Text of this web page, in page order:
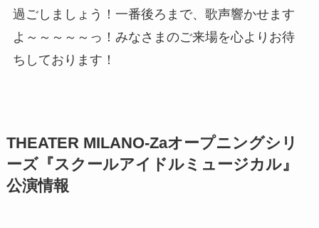
過ごしましょう！一番後ろまで、歌声響かせます
よ～～～～～っ！みなさまのご来場を心よりお待
ちしております！
THEATER MILANO-Zaオープニングシリ
ーズ『スクールアイドルミュージカル』
公演情報